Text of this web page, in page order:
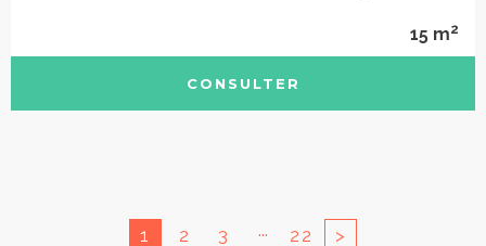
15 m2
CONSULTER
1 2 3 ... 22 >